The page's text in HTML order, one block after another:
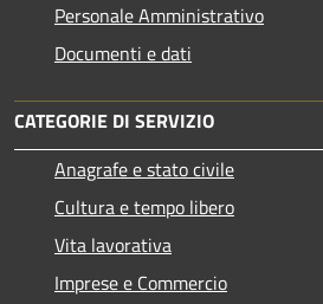
Personale Amministrativo
Documenti e dati
CATEGORIE DI SERVIZIO
Anagrafe e stato civile
Cultura e tempo libero
Vita lavorativa
Imprese e Commercio